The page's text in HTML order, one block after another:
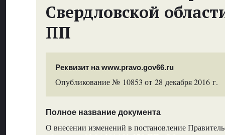
Свердловской
ПП
Реквизит на www.pravo.gov66.ru
Опубликование № 10853 от 28 декабря 2016 г.
Полное название документа
О внесении изменений в постановление